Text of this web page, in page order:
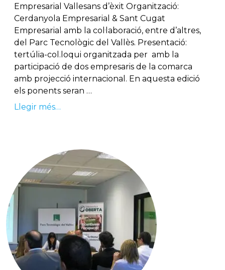
Empresarial Vallesans d’èxit Organització:
Cerdanyola Empresarial & Sant Cugat
Empresarial amb la col·laboració, entre d’altres,
del Parc Tecnològic del Vallès. Presentació:
tertúlia-col.loqui organitzada per amb la
participació de dos empresaris de la comarca
amb projecció internacional. En aquesta edició
els ponents seran …
Llegir més…